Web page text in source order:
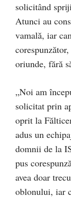
solicitând
Atunci au
vamală, iar
oriunde, fără
„Noi am
solicitat prin
oprit la
adus un
domnii de la
pus
avea doar
oblonului, iar